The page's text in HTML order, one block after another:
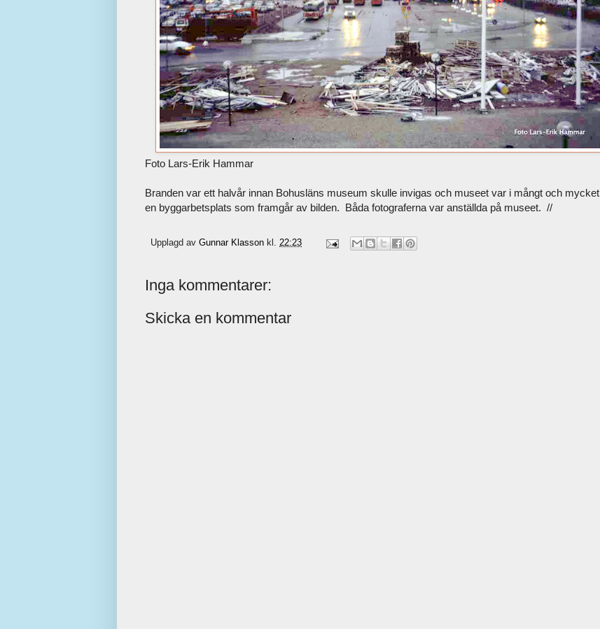
Foto Lars-Erik Hammar
Branden var ett halvår innan Bohusläns museum skulle invigas och museet var i mångt och mycket
en byggarbetsplats som framgår av bilden. Båda fotograferna var anställda på museet. //
Upplagd av Gunnar Klasson kl. 22:23
Inga kommentarer:
Skicka en kommentar